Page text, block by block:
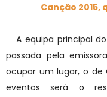
Canção 2015,
A equipa principal
passada pela
ocupar um lugar, o de
eventos será o